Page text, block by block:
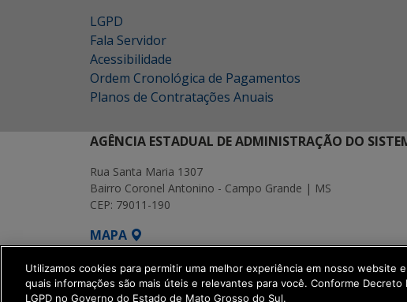
LGPD
Fala Servidor
Acessibilidade
Ordem Cronológica de Pagamentos
Planos de Contratações Anuais
AGÊNCIA ESTADUAL DE ADMINISTRAÇÃO DO
Rua Santa Maria 1307
Bairro Coronel Antonino - Campo Grande | MS
CEP: 79011-190
MAPA
SETDIG | Secretaria-Executiva de Transformação
Utilizamos cookies para permitir uma melhor experiência em nosso website
quais informações são mais úteis e relevantes para você. Conforme
LGPD no Governo do Estado de Mato Grosso do Sul.